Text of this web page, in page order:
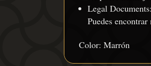
Legal Documents:
Puedes
Color: Marrón